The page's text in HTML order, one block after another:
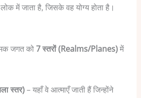
में जाता है, जिसके वह योग्य होता है।
जगत को7 स्तरों (Realms/Planes)में
स्तर)– यहाँ वे आत्माएँ जाती हैं जिन्होंने